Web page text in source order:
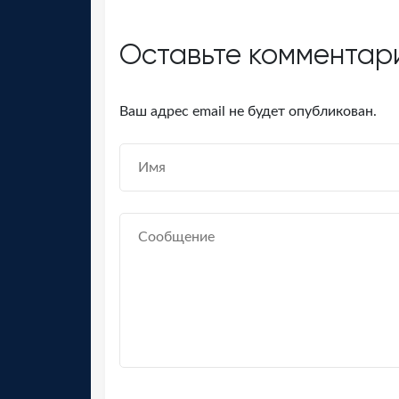
Оставьте
Ваш адрес email не будет опубликован.